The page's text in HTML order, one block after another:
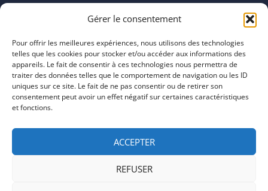
Gérer le consentement
Pour offrir les meilleures expériences, nous utilisons des technologies
telles que les cookies pour stocker et/ou accéder aux informations des
appareils. Le fait de consentir à ces technologies nous permettra de
traiter des données telles que le comportement de navigation ou les ID
uniques sur ce site. Le fait de ne pas consentir ou de retirer son
consentement peut avoir un effet négatif sur certaines caractéristiques
et fonctions.
ACCEPTER
REFUSER
mardi 11:00–23:00
jeudi 11:00–23:00
vendredi 11:00–23:00
samedi 11:00–20:00
dimanche 11:00–20:00